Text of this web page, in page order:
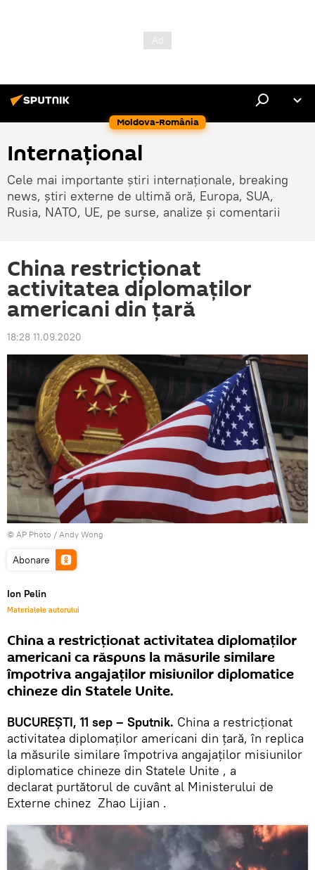
Moldova-România
Internaţional
Cele mai importante știri internaționale, breaking
news, știri externe de ultimă oră, Europa, SUA,
Rusia, NATO, UE, pe surse, analize și comentarii
China restricționat
activitatea diplomaților
americani din țară
18:28 11.09.2020
© AP Photo / Andy Wong
Abonare
Ion Pelin
Materialele autorului
China a restricționat activitatea diplomaților
americani ca răspuns la măsurile similare
împotriva angajaților misiunilor diplomatice
chineze din Statele Unite.
BUCUREȘTI, 11 sep – Sputnik. China a restricționat
activitatea diplomaților americani din țară, în replica
la măsurile similare împotriva angajaților misiunilor
diplomatice chineze din Statele Unite , a
declarat purtătorul de cuvânt al Ministerului de
Externe chinez Zhao Lijian .